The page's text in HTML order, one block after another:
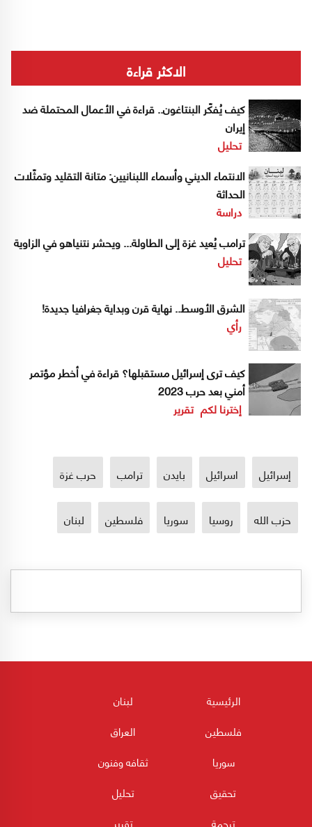
الاكثر قراءة
كيف يُفكّر البنتاغون.. قراءة في الأعمال المحتملة ضد
إيران
تحليل
الانتماء الديني وأسماء اللبنانيين: متانة التقليد وتمثّلات
الحداثة
دراسة
ترامب يُعيد غزة إلى الطاولة... ويحشر نتنياهو في الزاوية
تحليل
الشرق الأوسط.. نهاية قرن وبداية جغرافيا جديدة!
رأي
كيف ترى إسرائيل مستقبلها؟ قراءة في أخطر مؤتمر
أمني بعد حرب 2023
إخترنا لكم تقرير
إسرائيل اسرائيل بايدن ترامب حرب غزة
حزب الله روسيا سوريا فلسطين لبنان
الرئيسية
لبنان
فلسطين
العراق
سوريا
ثقافه وفنون
تحقيق
تحليل
ترجمة
تقرير